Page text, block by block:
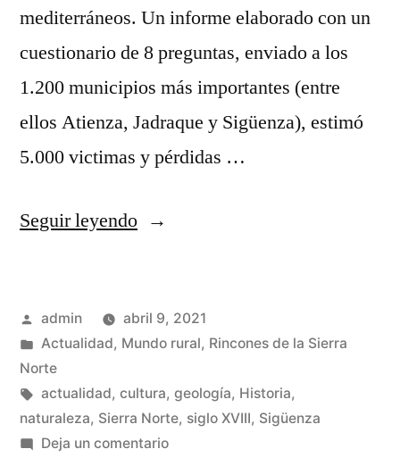
mediterráneos. Un informe elaborado con un
cuestionario de 8 preguntas, enviado a los
1.200 municipios más importantes (entre
ellos Atienza, Jadraque y Sigüenza), estimó
5.000 victimas y pérdidas …
Seguir leyendo«El
Lisboa
la
Sierra
Publicado
por
admin
abril 9, 2021
Publicado
en
Actualidad, Mundo rural, Rincones de la Sierra
Norte
Etiquetas:
actualidad, cultura, geología, Historia,
naturaleza, Sierra Norte, siglo XVIII, Sigüenza
Deja un comentarioen